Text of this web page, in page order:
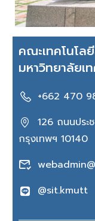
คณะเทคโนโล
มหาวิทยาลัยเ
+662 470
126 ถนนประ
กรุงเทพฯ 10140
@sit.kmutt